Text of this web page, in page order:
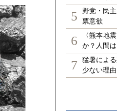
5
野党・民
票意欲
6
〈熊本地
か？人間
7
猛暑によ
少ない理